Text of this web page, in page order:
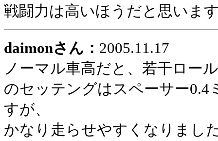
戦闘力は高いほうだと思いま
daimonさん： 2005.11.17
ノーマル車高だと、若干ロー
のセッテングはスペーサー0.4
すが、
かなり走らせやすくなりまし